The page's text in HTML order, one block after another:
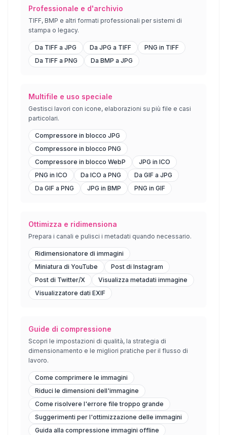
Professionale e d'archivio
TIFF, BMP e altri formati professionali per sistemi di
stampa o legacy.
Da TIFF a JPG Da JPG a TIFF
PNG in TIFF
Da TIFF a PNG
Da BMP a JPG
Multifile e uso speciale
Gestisci lavori con icone, elaborazioni su più file e casi
particolari.
Compressore in blocco JPG
Compressore in blocco PNG
Compressore in blocco WebP
JPG in ICO
PNG in ICO
Da ICO a PNG
Da GIF a JPG
Da GIF a PNG
JPG in BMP PNG in GIF
Ottimizza e ridimensiona
Prepara i canali e pulisci i metadati quando necessario.
Ridimensionatore di immagini
Miniatura di YouTube
Post di Instagram
Post di Twitter/X
Visualizza metadati immagine
Visualizzatore dati EXIF
Guide di compressione
Scopri le impostazioni di qualità, la strategia di
dimensionamento e le migliori pratiche per il flusso di
lavoro.
Come comprimere le immagini
Riduci le dimensioni dell'immagine
Come risolvere l'errore file troppo grande
Suggerimenti per l'ottimizzazione delle immagini
Guida alla compressione immagini offline